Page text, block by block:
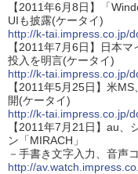
【2011年6月8日】「
UIも披露(ケータイ)
http://k-tai.impress.co.jp/
【2011年7月6日】日本
投入を明言(ケータイ)
http://k-tai.impress.co.jp/
【2011年5月25日】米
開(ケータイ)
http://k-tai.impress.co.jp/
【2011年7月21日】au、
ン「MIRACH」
－手書き文字入力、音声
http://